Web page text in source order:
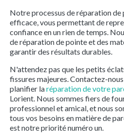
Notre processus de réparation
efficace, vous permettant de
confiance en un rien de temps.
de réparation de pointe et des
garantir des résultats durables.
N'attendez pas que les petits
fissures majeures. Contactez-
planifier laréparation de votre
Lorient. Nous sommes fiers de
professionnel et amical, et nous
tous vos besoins en matière de
est notre priorité numéro un.